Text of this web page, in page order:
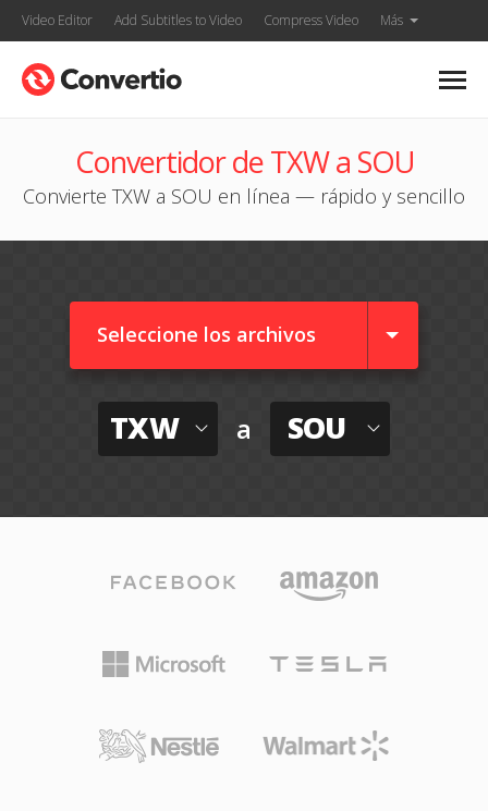
Video Editor Add Subtitles to Video Compress Video Más
Convertidor de TXW a SOU
Convierte TXW a SOU en línea — rápido y sencillo
Seleccione los archivos
TXW a SOU